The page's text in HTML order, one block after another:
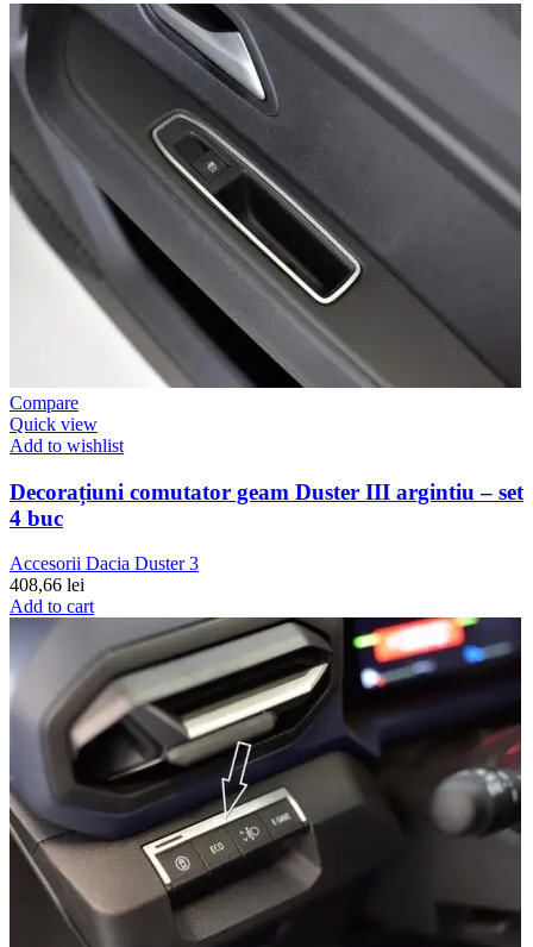
Compare
Quick view
Add to wishlist
Decorațiuni comutator geam Duster III argintiu – set
4 buc
Accesorii Dacia Duster 3
408,66 lei
Add to cart